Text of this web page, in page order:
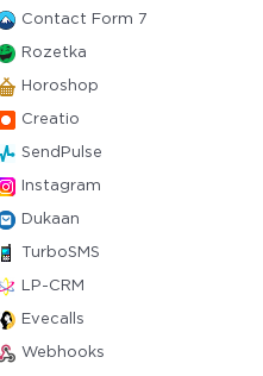
Contact Form 7
Rozetka
Horoshop
Creatio
SendPulse
Instagram
Dukaan
TurboSMS
LP-CRM
Evecalls
Webhooks